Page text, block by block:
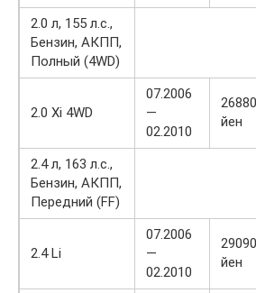
2.0 л, 155 л.с.,
Бензин, АКПП,
Полный (4WD)
2.0 Xi 4WD
07.2006
—
02.2010
йен
2.4 л, 163 л.с.,
Бензин, АКПП,
Передний (FF)
2.4 Li
07.2006
—
02.2010
йен